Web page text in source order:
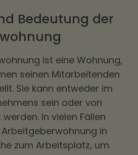
Bedeutung der
ist eine Wohnung,
seinen Mitarbeitenden
Sie kann entweder im
sein oder von
In vielen Fällen
in
zum Arbeitsplatz, um